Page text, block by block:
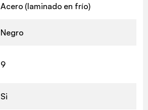
Acero (laminado en frío)
Negro
9
Si